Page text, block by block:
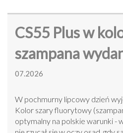
CS55 Plus w
szampana
07.2026
W pochmurny lipcowy dzień
Kolor szary fluorytowy
optymalny na polskie warunki -